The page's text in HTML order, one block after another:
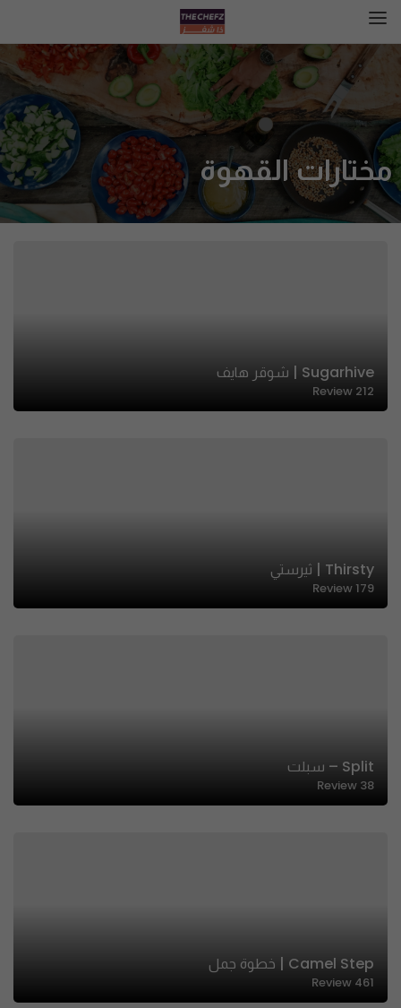
مختارات القهوة
Sugarhive | شوقر هايف
212
Review
Thirsty | ثيرستي
179
Review
Split – سبلت
38
Review
Camel Step | خطوة جمل
461
Review